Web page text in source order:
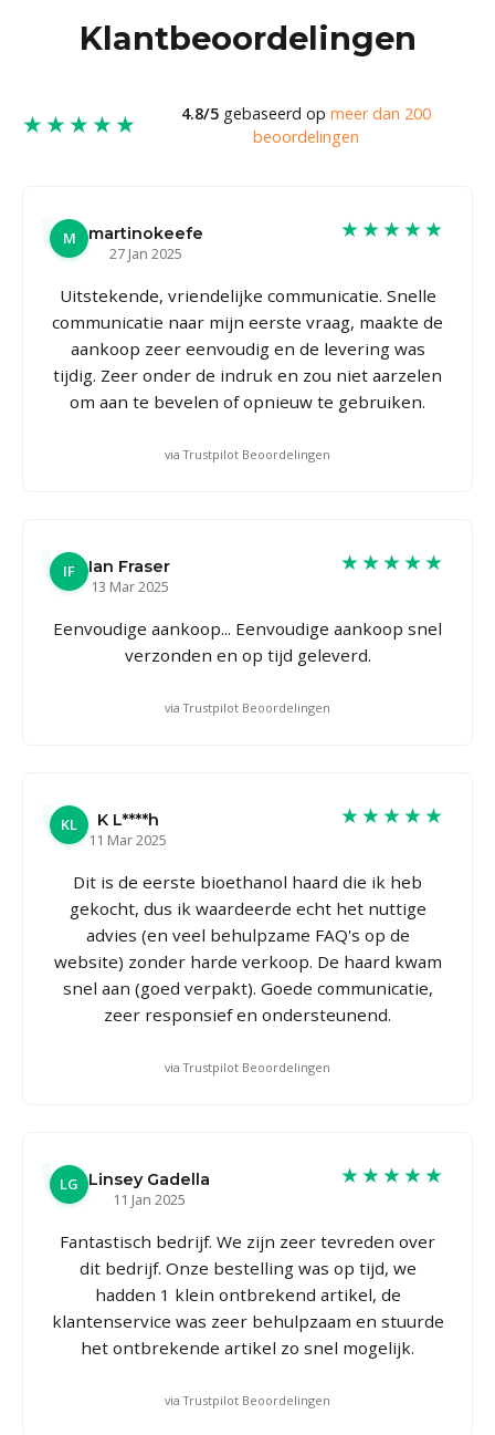
Klantbeoordelingen
★★★★★ 4.8/5gebaseerd op meer dan 200
beoordelingen
M
martinokeefe
27 Jan 2025
★★★★★
Uitstekende, vriendelijke communicatie. Snelle
communicatie naar mijn eerste vraag, maakte de
aankoop zeer eenvoudig en de levering was
tijdig. Zeer onder de indruk en zou niet aarzelen
om aan te bevelen of opnieuw te gebruiken.
via Trustpilot Beoordelingen
IF
Ian Fraser
13 Mar 2025
★★★★★
Eenvoudige aankoop... Eenvoudige aankoop snel
verzonden en op tijd geleverd.
via Trustpilot Beoordelingen
KL
K L****h
11 Mar 2025
★★★★★
Dit is de eerste bioethanol haard die ik heb
gekocht, dus ik waardeerde echt het nuttige
advies (en veel behulpzame FAQ's op de
website) zonder harde verkoop. De haard kwam
snel aan (goed verpakt). Goede communicatie,
zeer responsief en ondersteunend.
via Trustpilot Beoordelingen
LG
Linsey Gadella
11 Jan 2025
★★★★★
Fantastisch bedrijf. We zijn zeer tevreden over
dit bedrijf. Onze bestelling was op tijd, we
hadden 1 klein ontbrekend artikel, de
klantenservice was zeer behulpzaam en stuurde
het ontbrekende artikel zo snel mogelijk.
via Trustpilot Beoordelingen